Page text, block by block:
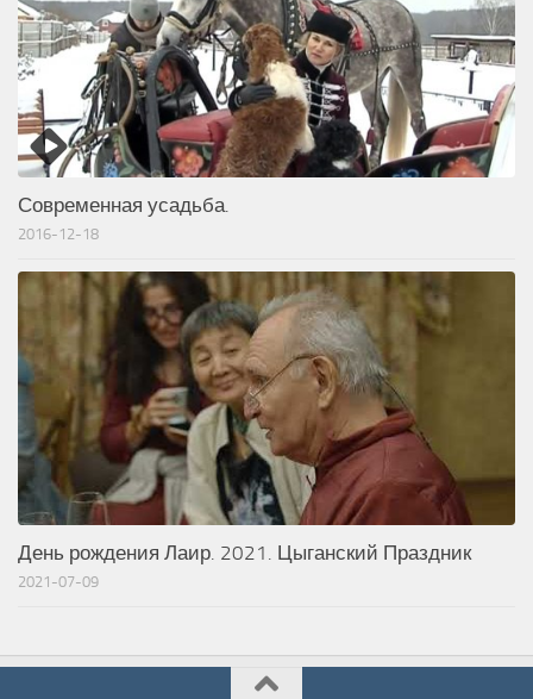
Современная усадьба.
2016-12-18
День рождения Лаир. 2021. Цыганский Праздник
2021-07-09